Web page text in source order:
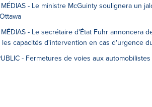
MÉDIAS - Le ministre McGuinty soulignera un
MÉDIAS - Le secrétaire d'État Fuhr
capacités d'intervention en cas d'urgence
- Fermetures de voies aux